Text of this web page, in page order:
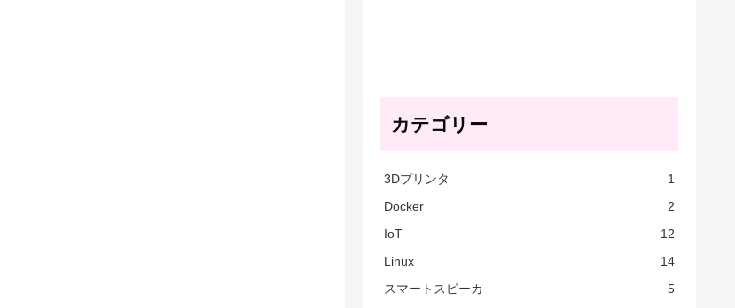
カテゴリー
3Dプリンタ
1
Docker
2
IoT
12
Linux
14
スマートスピーカ
5